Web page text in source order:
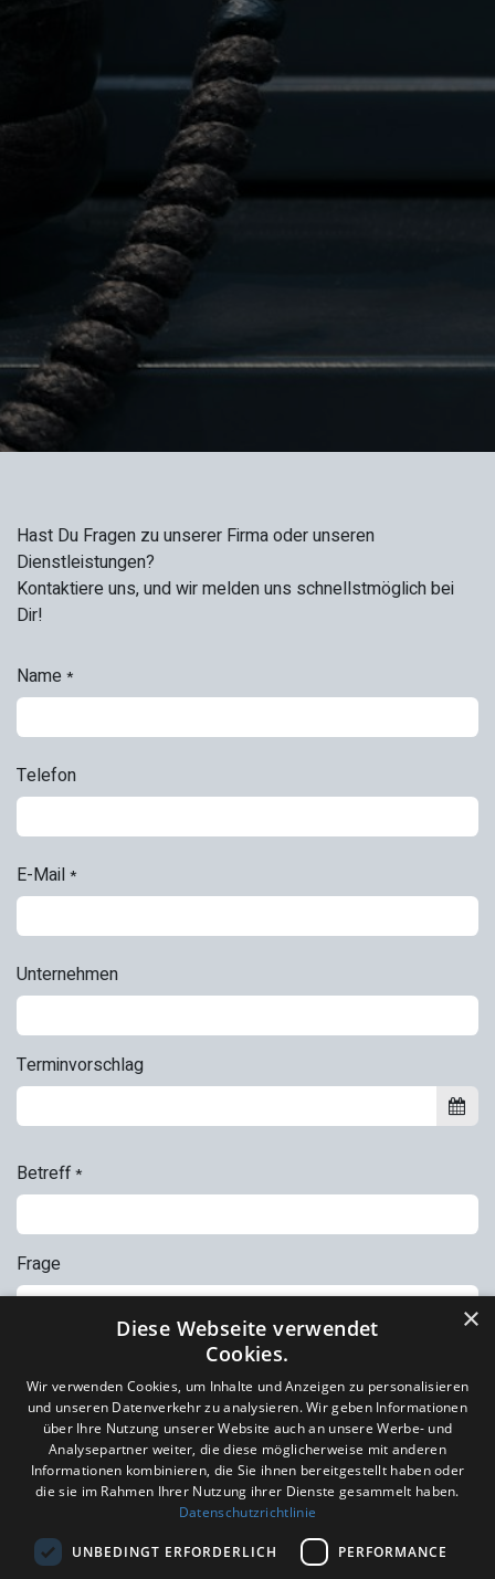
Hast Du Fragen zu unserer Firma oder unseren
Dienstleistungen?
Kontaktiere uns, und wir melden uns schnellstmöglich bei
Dir!
Name *
Telefon
E-Mail *
Unternehmen
Terminvorschlag
Betreff *
Frage
JobAssist Infinity Brain
+41 71 575 24 15
+41 78 234 56 97
beratung@jaib.ch
×
Diese Webseite verwendet
Cookies.
Wir verwenden Cookies, um Inhalte und Anzeigen zu personalisieren
und unseren Datenverkehr zu analysieren. Wir geben Informationen
über Ihre Nutzung unserer Website auch an unsere Werbe- und
Analysepartner weiter, die diese möglicherweise mit anderen
Informationen kombinieren, die Sie ihnen bereitgestellt haben oder
die sie im Rahmen Ihrer Nutzung ihrer Dienste gesammelt haben.
Datenschutzrichtlinie
UNBEDINGT ERFORDERLICH PERFORMANCE